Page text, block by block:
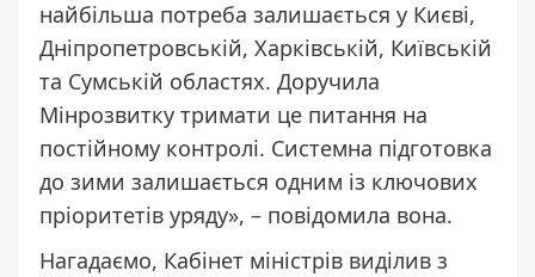
найбільша потреба залишається у Києві,
Дніпропетровській, Харківській, Київській
та Сумській областях. Доручила
Мінрозвитку тримати це питання на
постійному контролі. Системна підготовка
до зими залишається одним із ключових
пріоритетів уряду», – повідомила вона.
Нагадаємо, Кабінет міністрів виділив з